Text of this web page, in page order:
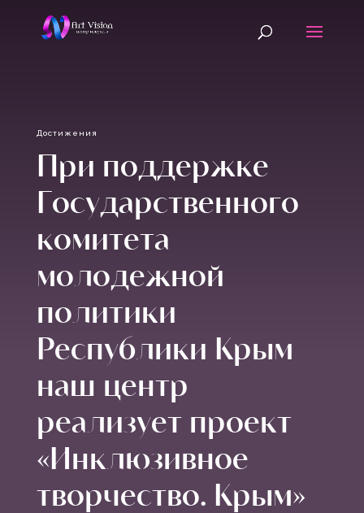
Достижения
При поддержке
Государственного
комитета
молодежной
политики
Республики Крым
наш центр
реализует проект
«Инклюзивное
творчество. Крым»